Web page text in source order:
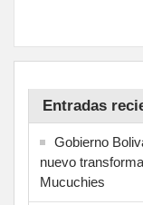
Entradas
Gobierno
nuevo
Mucuchies